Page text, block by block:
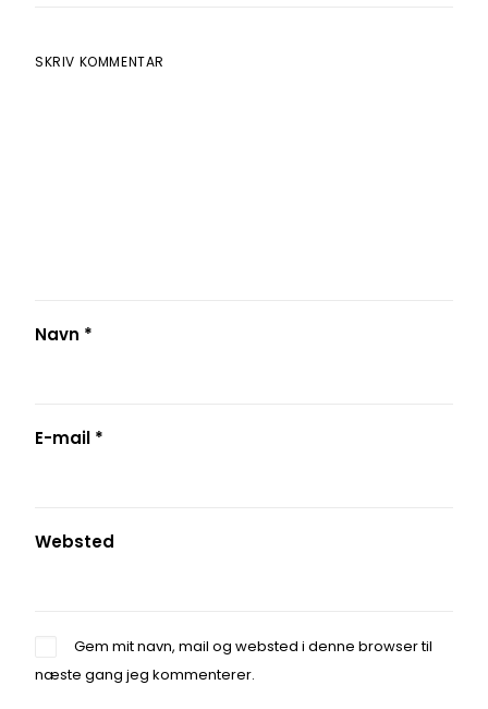
SKRIV KOMMENTAR
Navn *
E-mail *
Websted
Gem mit navn, mail og websted i denne browser til
næste gang jeg kommenterer.